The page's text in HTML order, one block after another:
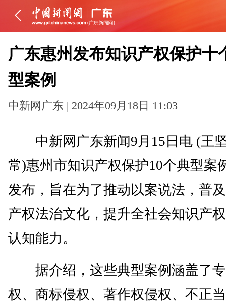
广东惠州发布知识产权保护十
型案例
中新网广东 | 2024年09月18日 11:03
中新网广东新闻9月15日电 (王
常)惠州市知识产权保护10个典型案
发布，旨在为了推动以案说法，普
产权法治文化，提升全社会知识产
认知能力。
据介绍，这些典型案例涵盖了
权、商标侵权、著作权侵权、不正